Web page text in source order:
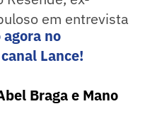
em entrevista
no
Lance!
Braga e Mano